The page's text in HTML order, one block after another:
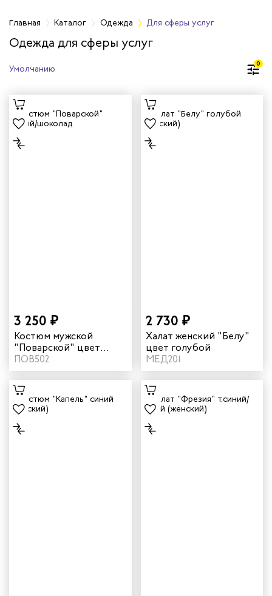
одежда
одежда
головные уборы
Главная Каталог Одежда Для сферы услуг
Одежда для сферы услуг
0
3 250 ₽
Костюм мужской
"Поварской" цвет
белый/шоколад
ПОВ502
2 730 ₽
Халат женский "Белу"
цвет голубой
МЕД201